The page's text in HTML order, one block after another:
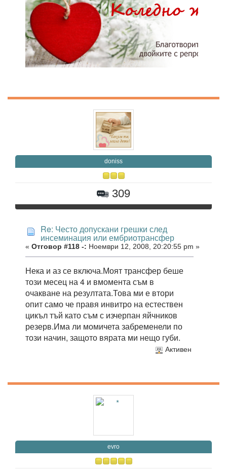
doniss
309
Re: Често допускани грешки след
инсеминация или ембриотрансфер
« Отговор #118 -: Ноември 12, 2008, 20:20:55 pm »
Нека и аз се включа.Моят трансфер беше
този месец на 4 и вмомента съм в
очакване на резултата.Това ми е втори
опит само че правя инвитро на естествен
цикъл тъй като съм с изчерпан яйчников
резерв.Има ли момичета забременели по
този начин, защото вярата ми нещо губи.
Активен
evro